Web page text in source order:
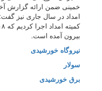
خمینی ضمن ارائه گزارش
بیرون آمده است.
نیروگاه خورشیدی
سولار
برق خورشیدی